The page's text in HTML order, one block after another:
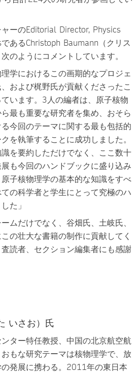
ーのEditorial Director, Physics
あるChristoph Baumann（クリス
のようにコメントしています。
理学におけるこの画期的なプロジェ
および梶野氏が貢献くださったこ
います。3人の編者は、原子核物
最も重要な研究者を集め、おそら
今回のテーマに関する最も包括的
を執筆することに成功しました。
を要約しただけでなく、ここ数十
も今回のハンドブックに盛り込み
子核物理学の基本的な知識をすべ
の科学者と学生にとって究極のハ
た」
ムだけでなく、谷畑氏、土岐氏、
の壮大な書籍の制作に貢献してく
読者、セクション編集者にも感謝
いさお）氏
ター特任教授、中国の北京航空航
もな研究テーマは核物理学で、放
発展に携わる。2011年の東日本